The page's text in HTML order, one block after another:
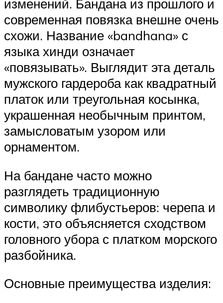
изменений. Бандана из прошлого и
современная повязка внешне очень
схожи. Название «bandhana» с
языка хинди означает
«повязывать». Выглядит эта деталь
мужского гардероба как квадратный
платок или треугольная косынка,
украшенная необычным принтом,
замысловатым узором или
орнаментом.
На бандане часто можно
разглядеть традиционную
символику флибустьеров: черепа и
кости, это объясняется сходством
головного убора с платком морского
разбойника.
Основные преимущества изделия: